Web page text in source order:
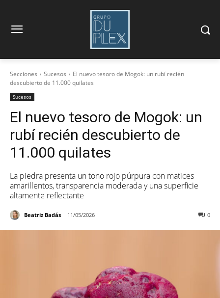
Secciones Sucesos
El nuevo tesoro de Mogok: un rubí recién
descubierto de 11.000 quilates
Sucesos
El nuevo tesoro de Mogok: un
rubí recién descubierto de
11.000 quilates
La piedra presenta un tono rojo púrpura con matices
amarillentos, transparencia moderada y una superficie
altamente reflectante
Beatriz Badás 11/05/2026 0